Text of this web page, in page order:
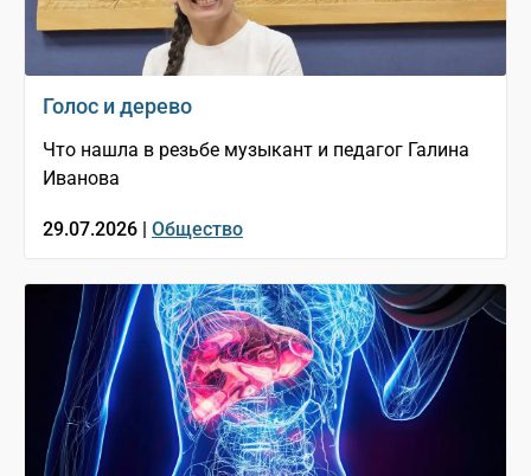
Голос и дерево
Что нашла в резьбе музыкант и педагог Галина
Иванова
29.07.2026 | Общество